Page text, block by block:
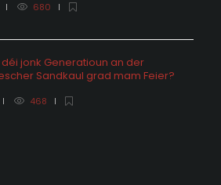
680
déi jonk Generatioun an der
Sandkaul grad mam Feier?
468